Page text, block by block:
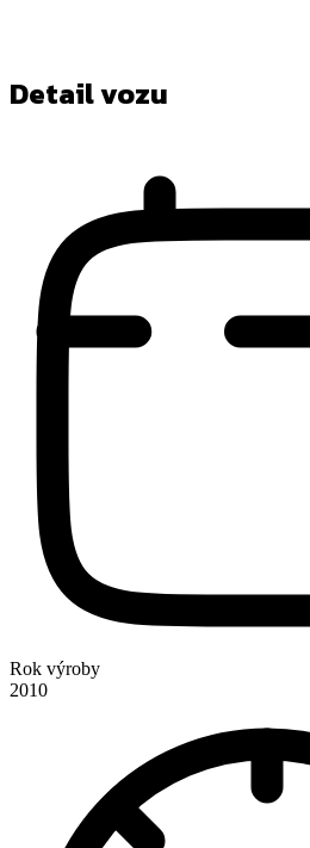
Detail vozu
Rok výroby
2010